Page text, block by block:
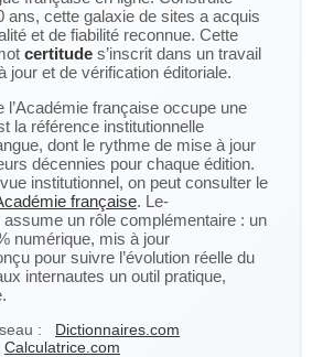
ans, cette galaxie de sites a acquis
et de fiabilité reconnue. Cette
certitude s’inscrit dans un travail
jour et de vérification éditoriale.
l’Académie française occupe une
la référence institutionnelle
dont le rythme de mise à jour
décennies pour chaque édition.
institutionnel, on peut consulter le
française. Le-
un rôle complémentaire : un
numérique, mis à jour
pour suivre l’évolution réelle du
internautes un outil pratique,
:
Dictionnaires.com
Calculatrice.com